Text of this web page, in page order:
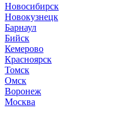
Новосибирск
Новокузнецк
Барнаул
Бийск
Кемерово
Красноярск
Томск
Омск
Воронеж
Москва